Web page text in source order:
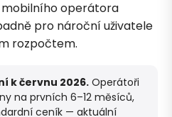
mobilního operátora
pro nároční uživatele
rozpočtem.
k červnu 2026. Operátoři
na prvních 6–12 měsíců,
ceník — aktuální